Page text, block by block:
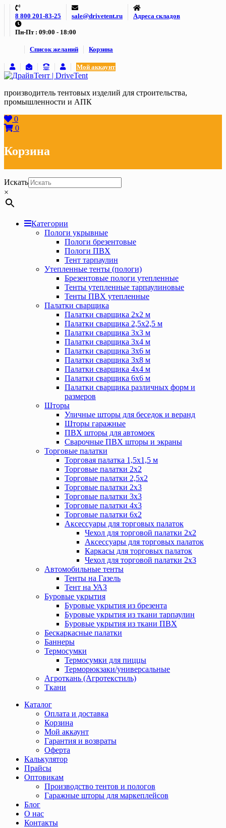
Skip
content
8 800 201-83-25 sale@drivetent.ru Адреса складов
Пн-Пт : 09:00 - 18:00
Список желаний Корзина
Мой аккаунт
производитель тентовых изделий для строительства,
промышленности и АПК
0
0
Корзина
Искать
×
Категории
Пологи укрывные
Пологи брезентовые
Пологи ПВХ
Тент тарпаулин
Утепленные тенты (пологи)
Брезентовые пологи утепленные
Тенты утепленные тарпаулиновые
Тенты ПВХ утепленные
Палатки сварщика
Палатки сварщика 2х2 м
Палатки сварщика 2,5х2,5 м
Палатки сварщика 3х3 м
Палатки сварщика 3х4 м
Палатки сварщика 3х6 м
Палатки сварщика 3х8 м
Палатки сварщика 4х4 м
Палатки сварщика 6х6 м
Палатки сварщика различных форм и
размеров
Шторы
Уличные шторы для беседок и веранд
Шторы гаражные
ПВХ шторы для автомоек
Сварочные ПВХ шторы и экраны
Торговые палатки
Торговая палатка 1,5х1,5 м
Торговые палатки 2х2
Торговые палатки 2,5х2
Торговые палатки 2х3
Торговые палатки 3х3
Торговые палатки 4х3
Торговые палатки 6х2
Аксессуары для торговых палаток
Чехол для торговой палатки 2х2
Аксессуары для торговых палаток
Каркасы для торговых палаток
Чехол для торговой палатки 2х3
Автомобильные тенты
Тенты на Газель
Тент на УАЗ
Буровые укрытия
Буровые укрытия из брезента
Буровые укрытия из ткани тарпаулин
Буровые укрытия из ткани ПВХ
Бескаркасные палатки
Баннеры
Термосумки
Термосумки для пиццы
Терморюкзаки/универсальные
Агроткань (Агротекстиль)
Ткани
Каталог
Оплата и доставка
Корзина
Мой аккаунт
Гарантия и возвраты
Оферта
Калькулятор
Прайсы
Оптовикам
Производство тентов и пологов
Гаражные шторы для маркеплейсов
Блог
О нас
Контакты